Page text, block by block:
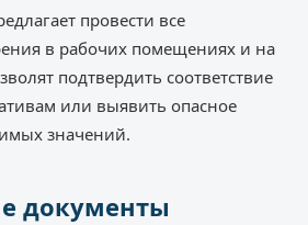
провести все
в рабочих помещениях и на
подтвердить соответствие
или выявить опасное
значений.
документы